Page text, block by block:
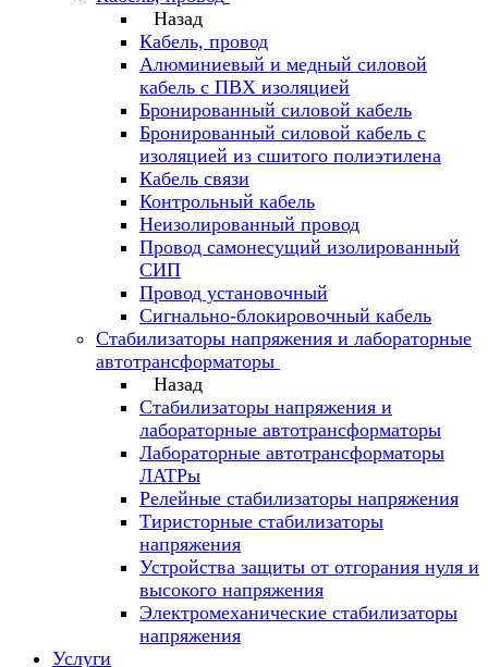
Назад
Кабель, провод
Алюминиевый и медный силовой
кабель с ПВХ изоляцией
Бронированный силовой кабель
Бронированный силовой кабель с
изоляцией из сшитого полиэтилена
Кабель связи
Контрольный кабель
Неизолированный провод
Провод самонесущий изолированный
СИП
Провод установочный
Сигнально-блокировочный кабель
Стабилизаторы напряжения и лабораторные
автотрансформаторы
Назад
Стабилизаторы напряжения и
лабораторные автотрансформаторы
Лабораторные автотрансформаторы
ЛАТРы
Релейные стабилизаторы напряжения
Тиристорные стабилизаторы
напряжения
Устройства защиты от отгорания нуля и
высокого напряжения
Электромеханические стабилизаторы
напряжения
Услуги